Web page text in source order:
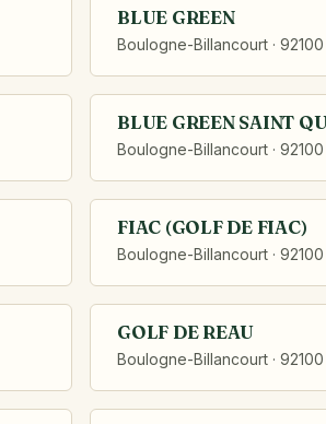
BLUE GREEN
Boulogne-Billancourt · 92100
BLUE GREEN SAINT
Boulogne-Billancourt · 92100
FIAC (GOLF DE FIAC)
Boulogne-Billancourt · 92100
GOLF DE REAU
Boulogne-Billancourt · 92100